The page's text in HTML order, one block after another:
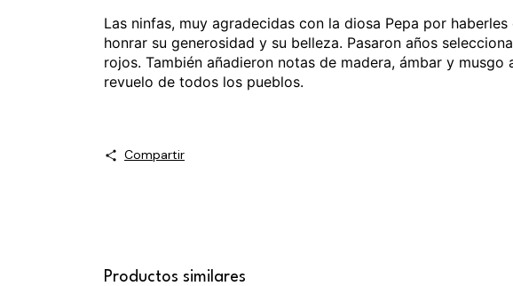
Las ninfas, muy agradecidas con la diosa Pepa por
honrar su generosidad y su belleza. Pasaron años
rojos. También añadieron notas de madera, ámbar y
revuelo de todos los pueblos.
Compartir
Productos similares